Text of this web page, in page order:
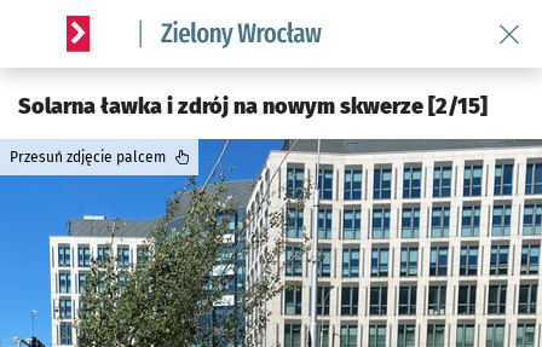
Serwis informacyjny wroclaw.pl podserwis: Środowisko we
Solarna ławka i zdrój na nowym skwerze [2/15]
Przesuń zdjęcie palcem